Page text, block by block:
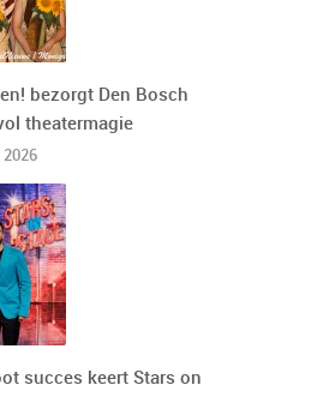
bezorgt Den Bosch
theatermagie
2026
succes keert Stars on